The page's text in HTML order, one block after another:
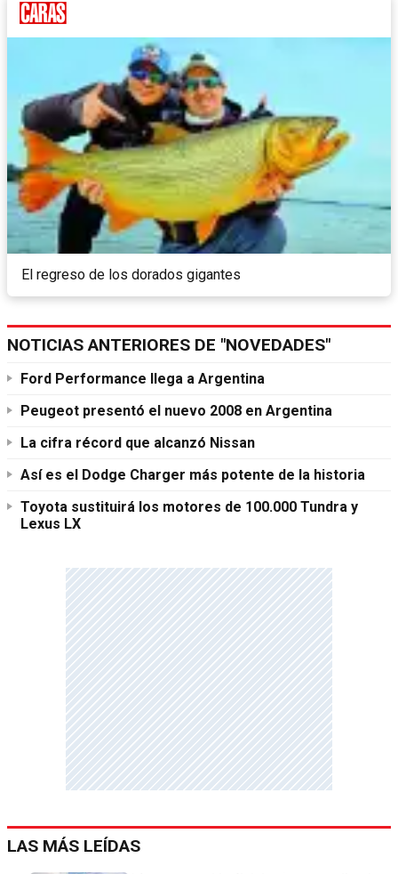
El regreso de los dorados gigantes
NOTICIAS ANTERIORES DE "NOVEDADES"
Ford Performance llega a Argentina
Peugeot presentó el nuevo 2008 en Argentina
La cifra récord que alcanzó Nissan
Así es el Dodge Charger más potente de la historia
Toyota sustituirá los motores de 100.000 Tundra y
Lexus LX
LAS MÁS LEÍDAS